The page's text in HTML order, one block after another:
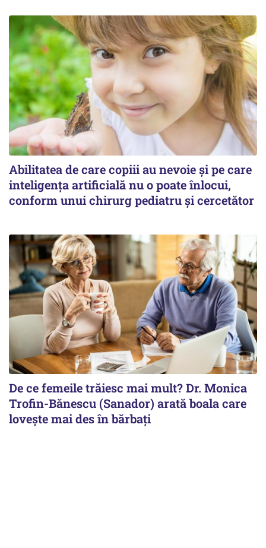
Abilitatea de care copiii au nevoie și pe care
inteligența artificială nu o poate înlocui,
conform unui chirurg pediatru și cercetător
De ce femeile trăiesc mai mult? Dr. Monica
Trofin-Bănescu (Sanador) arată boala care
lovește mai des în bărbați